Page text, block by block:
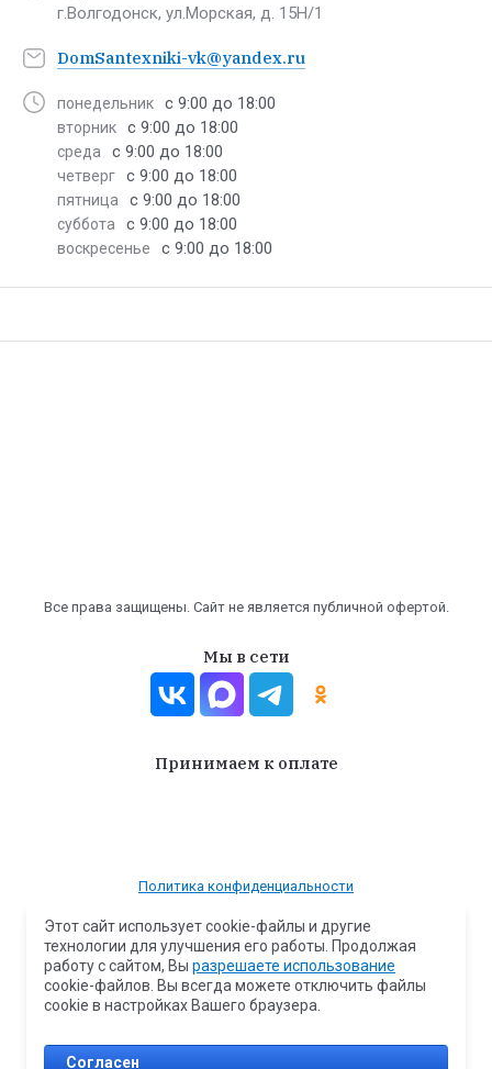
г.Волгодонск, ул.Морская, д. 15Н/1
DomSantexniki-vk@yandex.ru
понедельник с 9:00 до 18:00
вторник с 9:00 до 18:00
среда с 9:00 до 18:00
четверг с 9:00 до 18:00
пятница с 9:00 до 18:00
суббота с 9:00 до 18:00
воскресенье с 9:00 до 18:00
Все права защищены. Сайт не является публичной офертой.
Мы в сети
Принимаем к оплате
Политика конфиденциальности
Согласие на передачу и обработку персональных данных
Политика обработки файлов cookie
Вся представленная на сайте информация носит исключительно
информационный характер и ни при каких условиях не является
публичной офертой.
304610729300053
Этот сайт использует cookie-файлы и другие
технологии для улучшения его работы. Продолжая
работу с сайтом, Вы разрешаете использование
cookie-файлов. Вы всегда можете отключить файлы
cookie в настройках Вашего браузера.
Согласен